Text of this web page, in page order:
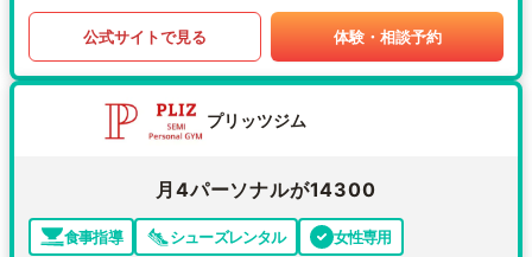
公式サイトで見る 体験・相談予約
プリッツジム
月4パーソナルが14300
食事指導 シューズレンタル 女性専用